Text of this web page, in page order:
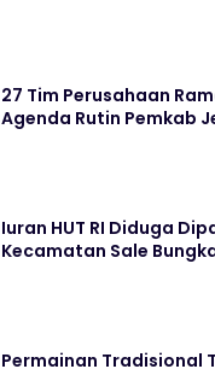
27 Tim Perusahaan
Agenda Rutin Pemkab
Iuran HUT RI Diduga
Kecamatan Sale
Permainan Tradisional